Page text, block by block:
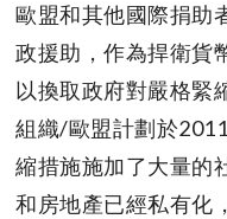
歐盟和其他國際捐助
政援助，作為捍衛貨
以換取政府對嚴格緊
組織/歐盟計劃於
縮措施施加了大量的
和房地產已經私有化